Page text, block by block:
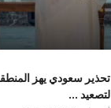
تحذير سعودي يهز
لتصعيد ...